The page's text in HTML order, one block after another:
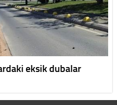
eksik dubalar